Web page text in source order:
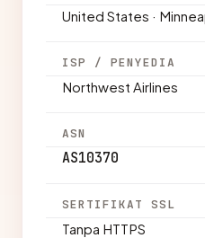
United States ·
ISP / PENYEDIA
Northwest Airlines
ASN
AS10370
SERTIFIKAT SSL
Tanpa HTTPS